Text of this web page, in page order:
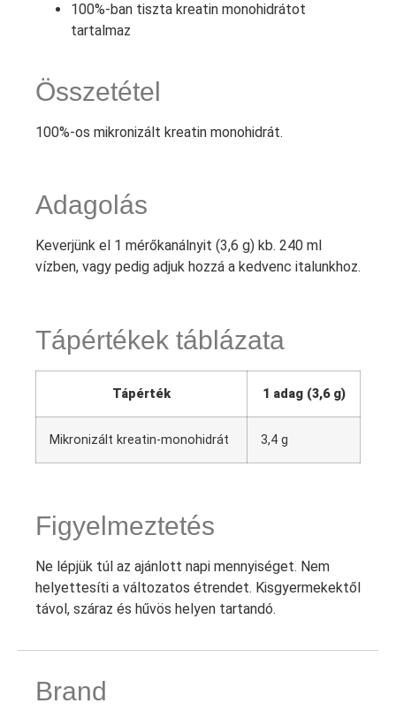
100%-ban tiszta kreatin monohidrátot
tartalmaz
Összetétel
100%-os mikronizált kreatin monohidrát.
Adagolás
Keverjünk el 1 mérőkanálnyit (3,6 g) kb. 240 ml
vízben, vagy pedig adjuk hozzá a kedvenc italunkhoz.
Tápértékek táblázata
Tápérték 1 adag (3,6 g)
Mikronizált kreatin-monohidrát 3,4 g
Figyelmeztetés
Ne lépjük túl az ajánlott napi mennyiséget. Nem
helyettesíti a változatos étrendet. Kisgyermekektől
távol, száraz és hűvös helyen tartandó.
Brand